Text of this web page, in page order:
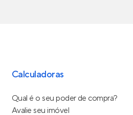
Calculadoras
Qual é o seu poder de compra?
Avalie seu imóvel